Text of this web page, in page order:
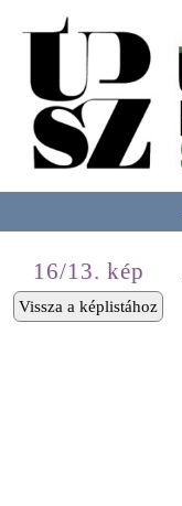
16/13. kép
Vissza a képlistához